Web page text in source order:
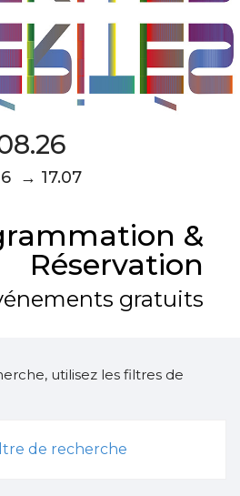
→ 17.07
&
Réservation
gratuits
utilisez les filtres de
de recherche